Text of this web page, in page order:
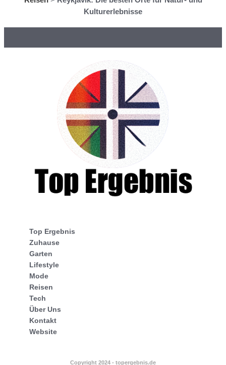
Kulturerlebnisse
Top Ergebnis
Zuhause
Garten
Lifestyle
Mode
Reisen
Tech
Über Uns
Kontakt
Website
Copyright 2024 - topergebnis.de